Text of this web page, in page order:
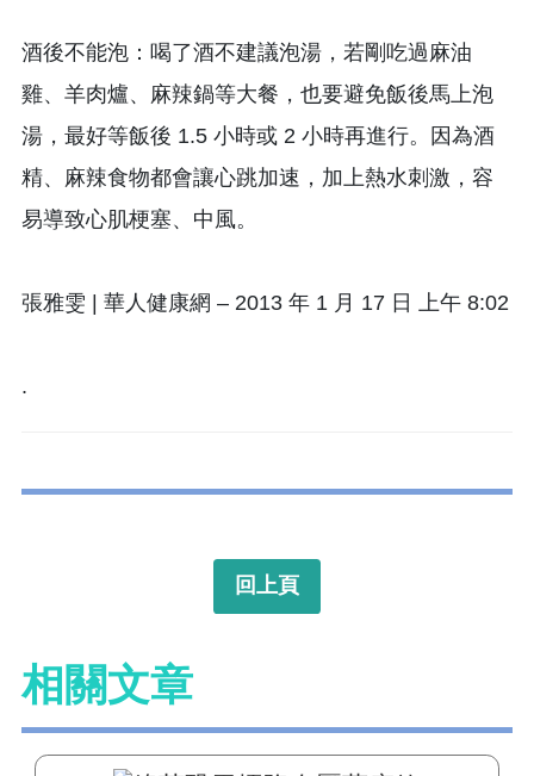
酒後不能泡：喝了酒不建議泡湯，若剛吃過麻油
雞、羊肉爐、麻辣鍋等大餐，也要避免飯後馬上泡
湯，最好等飯後 1.5 小時或 2 小時再進行。因為酒
精、麻辣食物都會讓心跳加速，加上熱水刺激，容
易導致心肌梗塞、中風。
張雅雯 | 華人健康網 – 2013 年 1 月 17 日 上午 8:02
.
回上頁
相關文章